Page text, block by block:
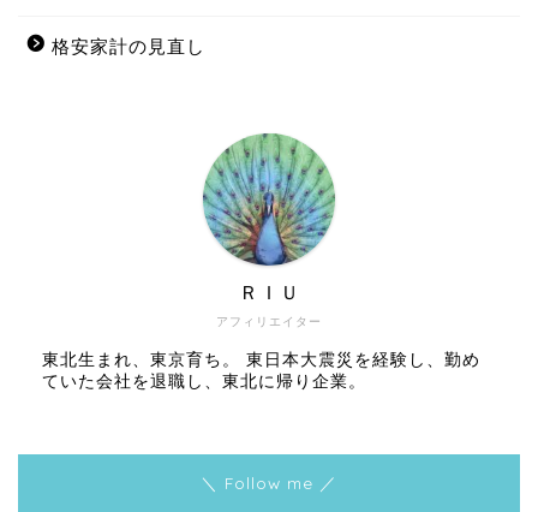
格安家計の見直し
アフィリエイター
ＲＩＵ
東北生まれ、東京育ち。 東日本大震災を経験し、勤め
ていた会社を退職し、東北に帰り企業。
＼ Follow me ／